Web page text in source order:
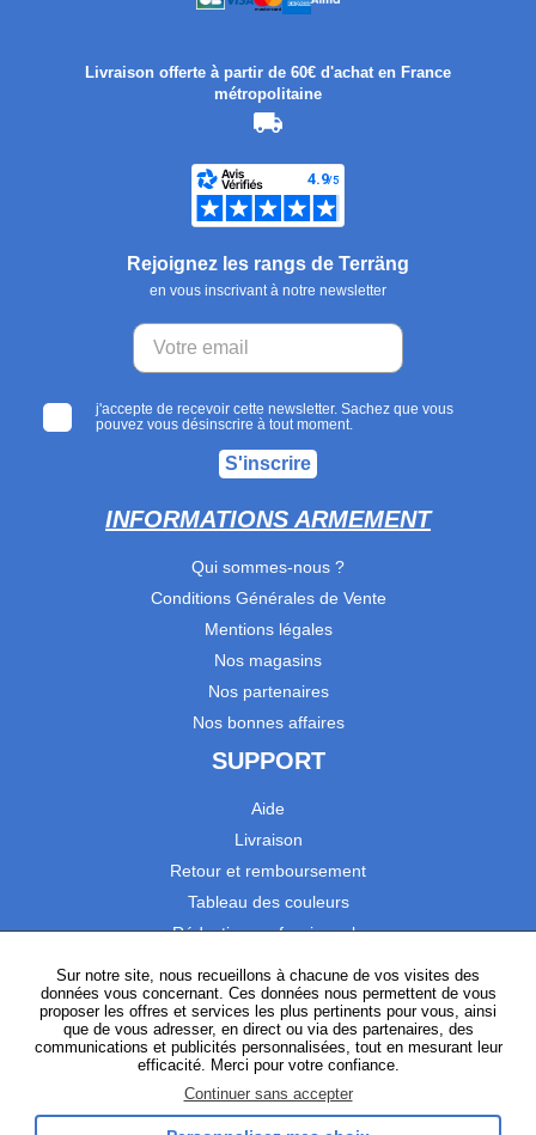
Livraison offerte à partir de 60€ d'achat en France
métropolitaine
Rejoignez les rangs de Terräng
en vous inscrivant à notre newsletter
j'accepte de recevoir cette newsletter. Sachez que vous
pouvez vous désinscrire à tout moment.
S'inscrire
INFORMATIONS ARMEMENT
Qui sommes-nous ?
Conditions Générales de Vente
Mentions légales
Nos magasins
Nos partenaires
Nos bonnes affaires
SUPPORT
Aide
Livraison
Retour et remboursement
Tableau des couleurs
Réduction professionnels
Satisfaction Clients
SUIVEZ-NOUS
Sur notre site, nous recueillons à chacune de vos visites des
données vous concernant. Ces données nous permettent de vous
proposer les offres et services les plus pertinents pour vous, ainsi
que de vous adresser, en direct ou via des partenaires, des
communications et publicités personnalisées, tout en mesurant leur
efficacité. Merci pour votre confiance.
Continuer sans accepter